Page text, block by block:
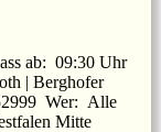
ab: 09:30 Uhr
| Berghofer
Wer: Alle
Mitte